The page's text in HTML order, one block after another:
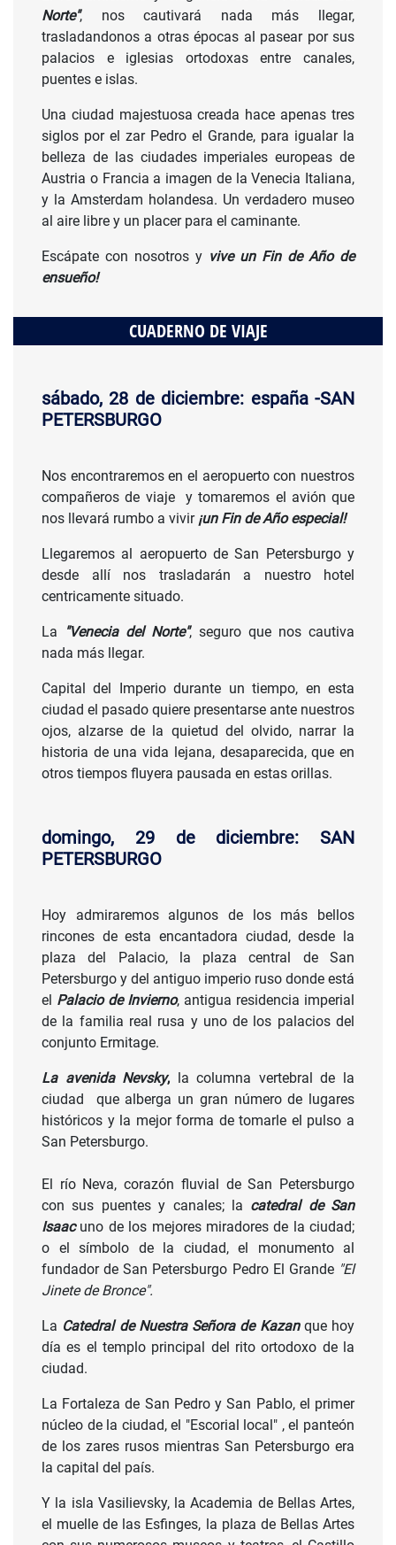
Norte", nos cautivará nada más llegar,
trasladandonos a otras épocas al pasear por sus
palacios e iglesias ortodoxas entre canales,
puentes e islas.
Una ciudad majestuosa creada hace apenas tres
siglos por el zar Pedro el Grande, para igualar la
belleza de las ciudades imperiales europeas de
Austria o Francia a imagen de la Venecia Italiana,
y la Amsterdam holandesa. Un verdadero museo
al aire libre y un placer para el caminante.
Escápate con nosotros y vive un Fin de Año de
ensueño!
CUADERNO DE VIAJE
sábado, 28 de diciembre: españa -SAN
PETERSBURGO
Nos encontraremos en el aeropuerto con nuestros
compañeros de viaje y tomaremos el avión que
nos llevará rumbo a vivir¡un Fin de Año especial!
Llegaremos al aeropuerto de San Petersburgo y
desde allí nos trasladarán a nuestro hotel
centricamente situado.
La "Venecia del Norte", seguro que nos cautiva
nada más llegar.
Capital del Imperio durante un tiempo, en esta
ciudad el pasado quiere presentarse ante nuestros
ojos, alzarse de la quietud del olvido, narrar la
historia de una vida lejana, desaparecida, que en
otros tiempos fluyera pausada en estas orillas.
domingo, 29 de diciembre: SAN
PETERSBURGO
Hoy admiraremos algunos de los más bellos
rincones de esta encantadora ciudad, desde la
plaza del Palacio, la plaza central de San
Petersburgo y del antiguo imperio ruso donde está
el Palacio de Invierno, antigua residencia imperial
de la familia real rusa y uno de los palacios del
conjunto Ermitage.
La avenida Nevsky, la columna vertebral de la
ciudad que alberga un gran número de lugares
históricos y la mejor forma de tomarle el pulso a
San Petersburgo.
El río Neva, corazón fluvial de San Petersburgo
con sus puentes y canales; la catedral de San
Isaacuno de los mejores miradores de la ciudad;
o el símbolo de la ciudad, el monumento al
fundador de San Petersburgo Pedro El Grande "El
Jinete de Bronce".
La Catedral de Nuestra Señora de Kazanque hoy
día es el templo principal del rito ortodoxo de la
ciudad.
La Fortaleza de San Pedro y San Pablo, el primer
núcleo de la ciudad, el "Escorial local" , el panteón
de los zares rusos mientras San Petersburgo era
la capital del país.
Y la isla Vasilievsky, la Academia de Bellas Artes,
el muelle de las Esfinges, la plaza de Bellas Artes